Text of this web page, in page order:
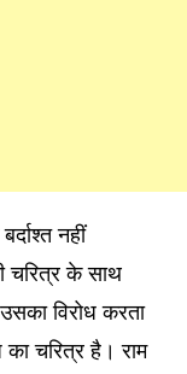
नहीं
चरित्र के साथ
विरोध करता
चरित्र है। राम